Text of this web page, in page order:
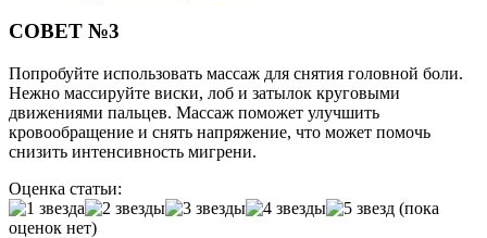
СОВЕТ №3
Попробуйте использовать массаж для снятия головной боли.
Нежно массируйте виски, лоб и затылок круговыми
движениями пальцев. Массаж поможет улучшить
кровообращение и снять напряжение, что может помочь
снизить интенсивность мигрени.
Оценка статьи:
(пока
оценок нет)